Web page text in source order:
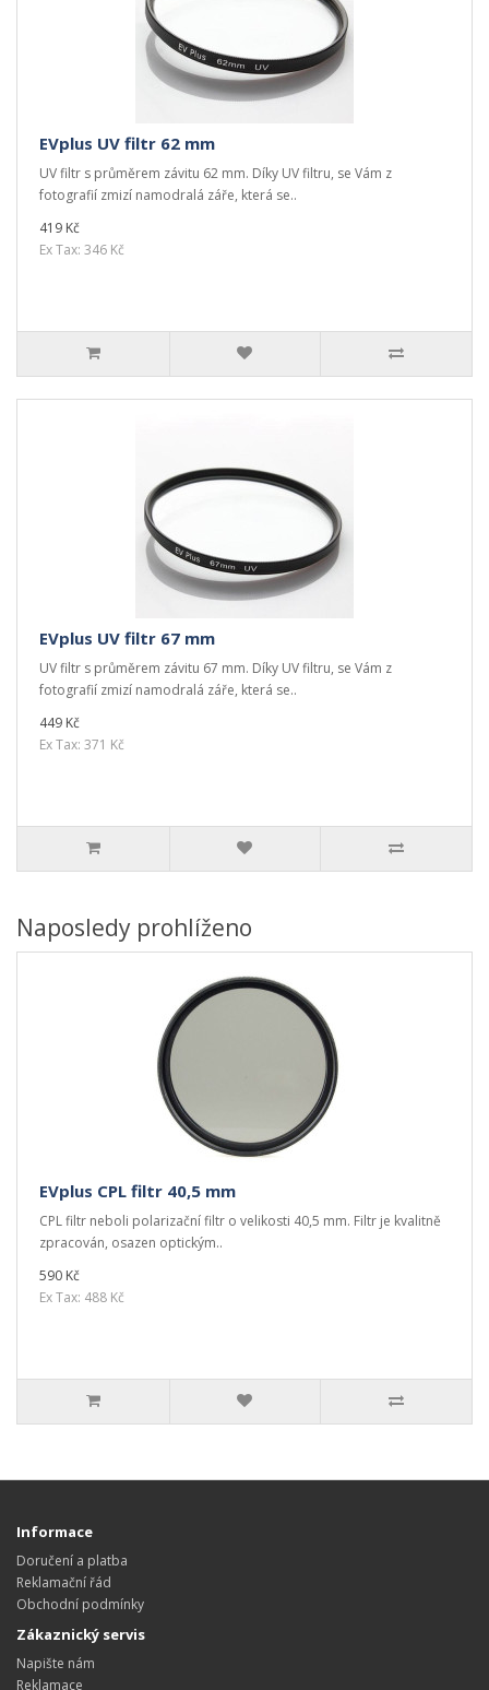
EVplus UV filtr 62 mm
UV filtr s průměrem závitu 62 mm. Díky UV filtru, se Vám z
fotografií zmizí namodralá záře, která se..
419 Kč
Ex Tax: 346 Kč
EVplus UV filtr 67 mm
UV filtr s průměrem závitu 67 mm. Díky UV filtru, se Vám z
fotografií zmizí namodralá záře, která se..
449 Kč
Ex Tax: 371 Kč
Naposledy prohlíženo
EVplus CPL filtr 40,5 mm
CPL filtr neboli polarizační filtr o velikosti 40,5 mm. Filtr je kvalitně
zpracován, osazen optickým..
590 Kč
Ex Tax: 488 Kč
Informace
Doručení a platba
Reklamační řád
Obchodní podmínky
Zákaznický servis
Napište nám
Reklamace